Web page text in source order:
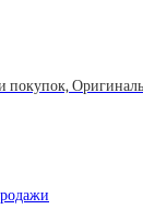
покупок,